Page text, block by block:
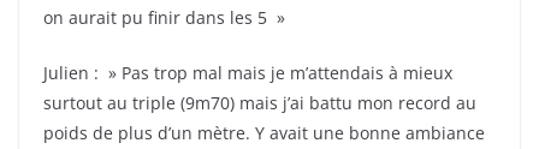
on aurait pu finir dans les 5 »
Julien : » Pas trop mal mais je m’attendais à mieux
surtout au triple (9m70) mais j’ai battu mon record au
poids de plus d’un mètre. Y avait une bonne ambiance